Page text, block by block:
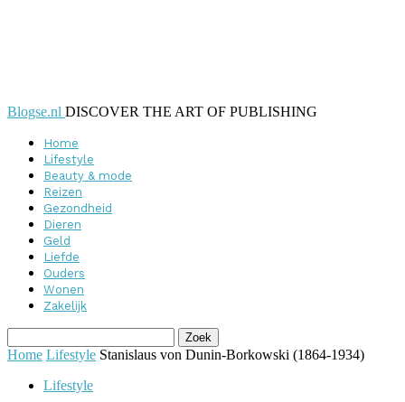
Blogse.nl DISCOVER THE ART OF PUBLISHING
Home
Lifestyle
Beauty & mode
Reizen
Gezondheid
Dieren
Geld
Liefde
Ouders
Wonen
Zakelijk
Home Lifestyle Stanislaus von Dunin-Borkowski (1864-1934)
Lifestyle